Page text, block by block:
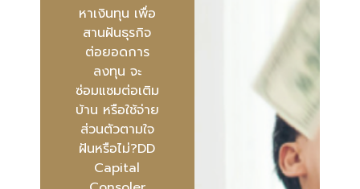
หาเงินทุน เพื่อ
สานฝันธุรกิจ
ต่อยอดการ
ลงทุน จะ
ซ่อมแซมต่อเติม
บ้าน หรือใช้จ่าย
ส่วนตัวตามใจ
ฝันหรือไม่?DD
Capital